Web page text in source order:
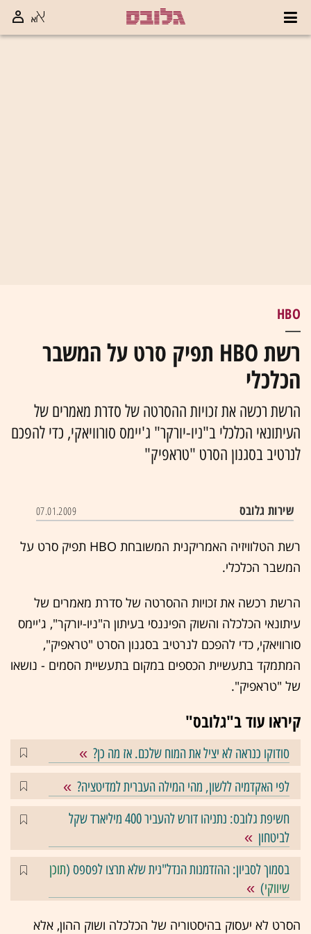
HBO
רשת HBO תפיק סרט על המשבר
הכלכלי
הרשת רכשה את זכויות ההסרטה של סדרת מאמרים של
העיתונאי הכלכלי ב"ניו-יורקר" ג'יימס סורוויאקי, כדי להפכם
לנרטיב בסגנון הסרט "טראפיק"
שירות גלובס 07.01.2009
רשת הטלוויזיה האמריקנית המשובחת HBO תפיק סרט על
המשבר הכלכלי.
הרשת רכשה את זכויות ההסרטה של סדרת מאמרים של
עיתונאי הכלכלה והשוק הפיננסי בעיתון ה"ניו-יורקר", ג'יימס
סורוויאקי, כדי להפכם לנרטיב בסגנון הסרט "טראפיק",
המתמקד בתעשיית הכספים במקום בתעשיית הסמים - נושאו
של "טראפיק".
קיראו עוד ב"גלובס"
סודוקו כנראה לא יציל את המוח שלכם. אז מה כן?
לפי האקדמיה ללשון, מהי המילה העברית למדיטציה?
חשיפת גלובס: נתניהו דורש להעביר 400 מיליארד שקל
לביטחון
בסמוך לסביון: ההזדמנות הנדל"נית שלא תרצו לפספס (תוכן
שיווקי)
הסרט לא יעסוק בהיסטוריה של הכלכלה ושוק ההון, אלא